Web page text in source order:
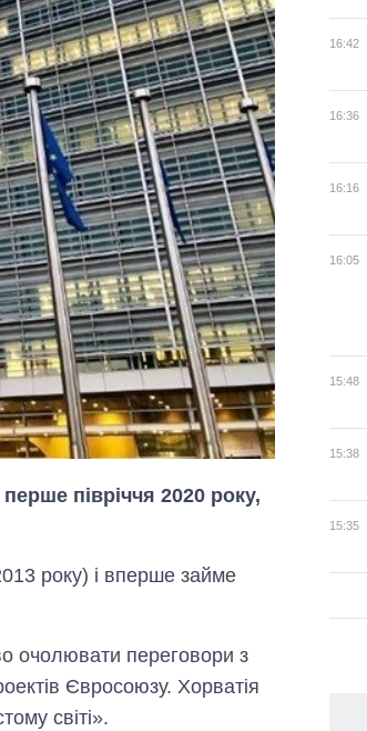
півріччя 2020 року,
року) і вперше займе
очолювати переговори з
Євросоюзу. Хорватія
світі».
16:42
16:36
16:16
16:05
15:48
15:38
15:35